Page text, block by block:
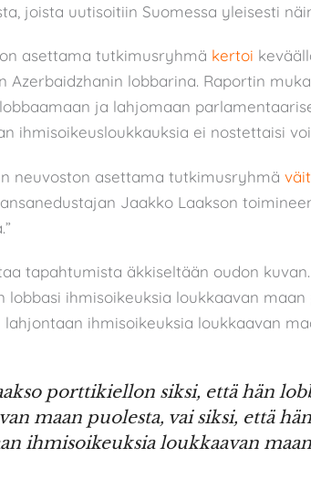
joista uutisoitiin Suomessa yleisesti
asettama tutkimusryhmä kertoi
Azerbaidzhanin lobbarina. Raportin
ja lahjomaan
ihmisoikeusloukkauksia ei nostettaisi
neuvoston asettama tutkimusryhmä
Jaakko Laakson
tapahtumista äkkiseltään oudon
lobbasi ihmisoikeuksia loukkaavan maan
ihmisoikeuksia loukkaavan
porttikiellon siksi, että hän
maan puolesta, vai siksi, että
ihmisoikeuksia loukkaavan